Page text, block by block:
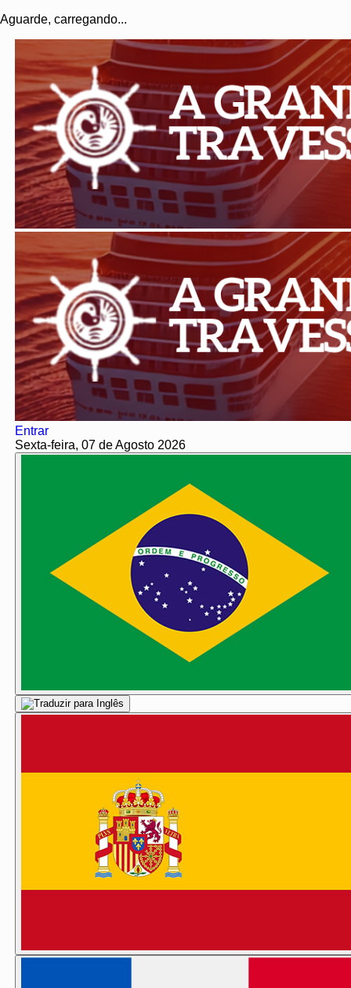
Aguarde, carregando...
Entrar
Sexta-feira, 07 de Agosto 2026